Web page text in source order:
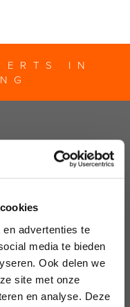
advertenties te
media te bieden
Ook delen we
site met onze
en analyse. Deze
IN